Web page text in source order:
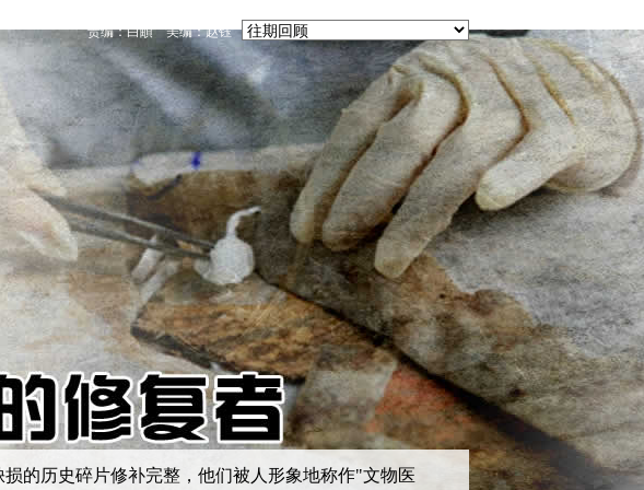
责编：白頔 美编：赵钰
的历史碎片修补完整，他们被人形象地称作"文物医